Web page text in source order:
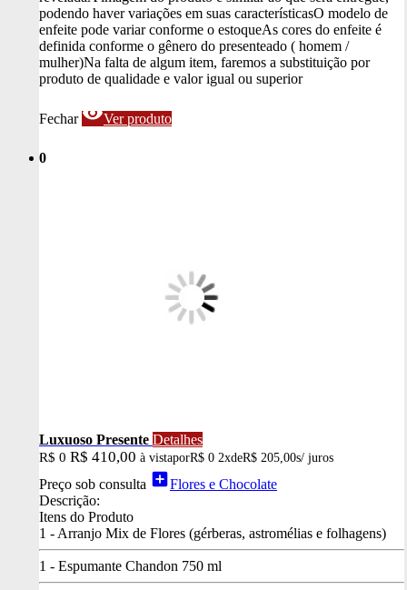
podendo haver variações em suas característicasO modelo de
enfeite pode variar conforme o estoqueAs cores do enfeite é
definida conforme o gênero do presenteado ( homem /
mulher)Na falta de algum item, faremos a substituição por
produto de qualidade e valor igual ou superior
Fechar visibilityVer produto
0
Luxuoso Presente Detalhes
R$ 0 R$ 410,00 à vistaporR$ 0 2xdeR$ 205,00s/ juros
Preço sob consulta add_boxFlores e Chocolate
Descrição:
Itens do Produto
1 - Arranjo Mix de Flores (gérberas, astromélias e folhagens)
1 - Espumante Chandon 750 ml